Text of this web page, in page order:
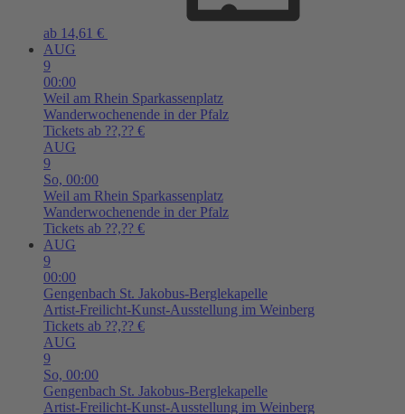
ab 14,61 €
AUG
9
00:00
Weil am Rhein Sparkassenplatz
Wanderwochenende in der Pfalz
Tickets ab ??,?? €
AUG
9
So, 00:00
Weil am Rhein Sparkassenplatz
Wanderwochenende in der Pfalz
Tickets ab ??,?? €
AUG
9
00:00
Gengenbach St. Jakobus-Berglekapelle
Artist-Freilicht-Kunst-Ausstellung im Weinberg
Tickets ab ??,?? €
AUG
9
So, 00:00
Gengenbach St. Jakobus-Berglekapelle
Artist-Freilicht-Kunst-Ausstellung im Weinberg